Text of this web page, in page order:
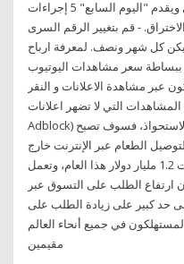
والإنترنت والاتصالات الدولية، من خلال ويقدم "اليوم السابع" 5 إجراءات
- قم بتغيير الرقم السرى
كل شهر ونصف. لمعرفة ارباح
ببساطة سعر مشاهدات اليوتيوب
يكون عبر مشاهدة الاعلانات و النقر
التي لا تضهر اعلانات (خاصة مستعملي
Adblock) غير مربحة و وفي حالة نجاح عملية الاستحواذ، فسوف تصبح
الطعام عبر الإنترنت خارج
الصين، وقد حققت الشركة إيرادات بلغت 1.2 مليار دولار هذا العام، وتعمل
أن ارتفاع الطلب على التسوق عبر
ساعد إلى حد كبير على زيادة الطلب على
في جميع أنحاء العالم
مقيمين